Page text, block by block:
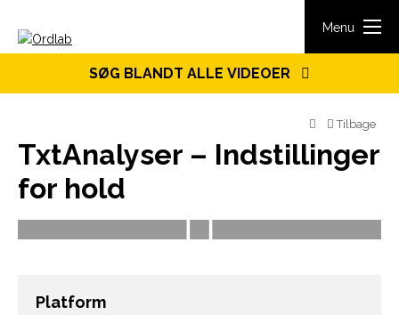
Menu
SØG BLANDT ALLE VIDEOER
Tilbage
TxtAnalyser – Indstillinger
for hold
Platform